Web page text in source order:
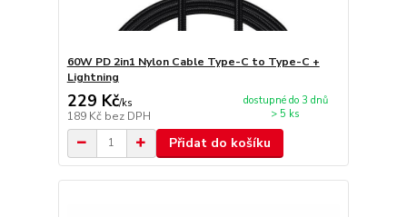
60W PD 2in1 Nylon Cable Type-C to Type-C +
Lightning
229 Kč/ks
189 Kč bez DPH
dostupné do 3 dnů
> 5 ks
Přidat do košíku